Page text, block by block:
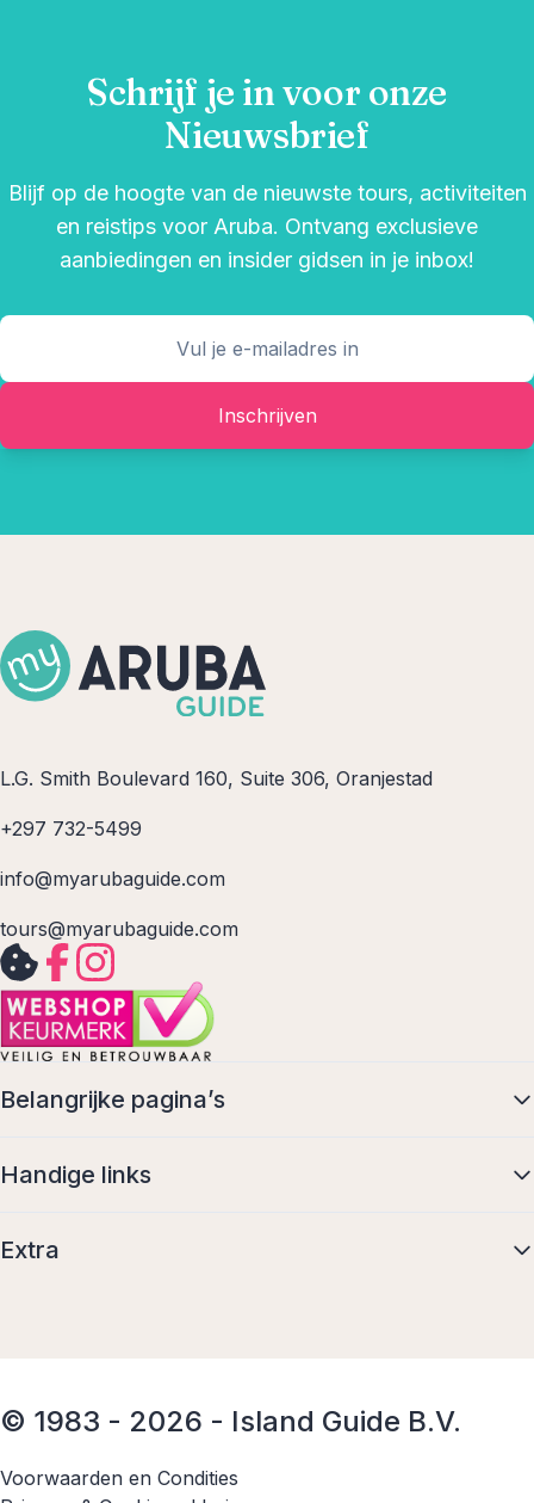
Schrijf je in voor onze
Nieuwsbrief
Blijf op de hoogte van de nieuwste tours, activiteiten
en reistips voor Aruba. Ontvang exclusieve
aanbiedingen en insider gidsen in je inbox!
Inschrijven
L.G. Smith Boulevard 160, Suite 306, Oranjestad
+297 732-5499
info@myarubaguide.com
tours@myarubaguide.com
Belangrijke pagina’s
Handige links
Extra
© 1983 - 2026 - Island Guide B.V.
Voorwaarden en Condities